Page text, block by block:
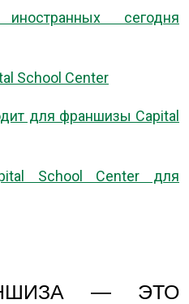
сегодня
School Center
для франшизы Capital
School Center для
— ЭТО